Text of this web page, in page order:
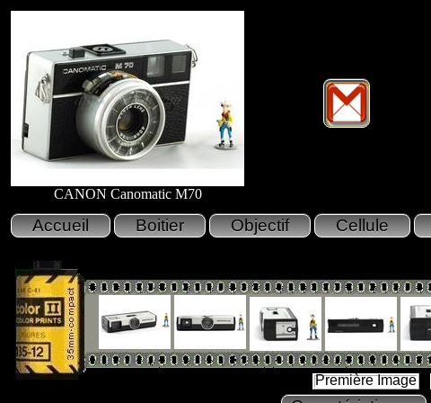
CANON Canomatic M70
Première Image